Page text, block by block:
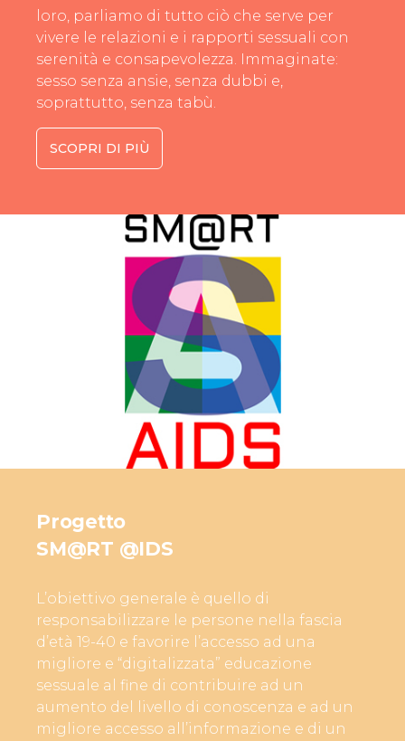
loro, parliamo di tutto ciò che serve per
vivere le relazioni e i rapporti sessuali con
serenità e consapevolezza. Immaginate:
sesso senza ansie, senza dubbi e,
soprattutto, senza tabù.
SCOPRI DI PIÙ
Progetto
SM@RT @IDS
L’obiettivo generale è quello di
responsabilizzare le persone nella fascia
d’età 19-40 e favorire l’accesso ad una
migliore e “digitalizzata” educazione
sessuale al fine di contribuire ad un
aumento del livello di conoscenza e ad un
migliore accesso all’informazione e di un